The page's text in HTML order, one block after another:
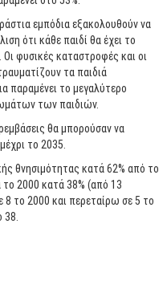
εμπόδια εξακολουθούν να
ότι κάθε παιδί θα έχει το
φυσικές καταστροφές και οι
τα παιδιά
παραμένει το μεγαλύτερο
των παιδιών.
θα μπορούσαν να
το 2035.
θνησιμότητας κατά 62% από το
το 2000 κατά 38% (από 13
8 το 2000 και περεταίρω σε 5 το